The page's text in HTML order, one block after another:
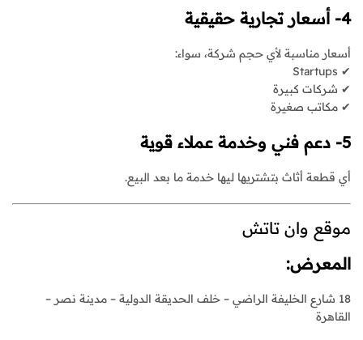
4- أسعار تجارية حقيقية
أسعار مناسبة لأي حجم شركة، سواء:
✔ Startups
✔ شركات كبيرة
✔ مكاتب صغيرة
5- دعم فني وخدمة عملاء قوية
أي قطعة أثاث بتشتريها ليها خدمة ما بعد البيع.
موقع وان تاتش
المعرض:
18 شارع الخليفة الراضي – خلف الحديقة الدولية – مدينة نصر –
القاهرة